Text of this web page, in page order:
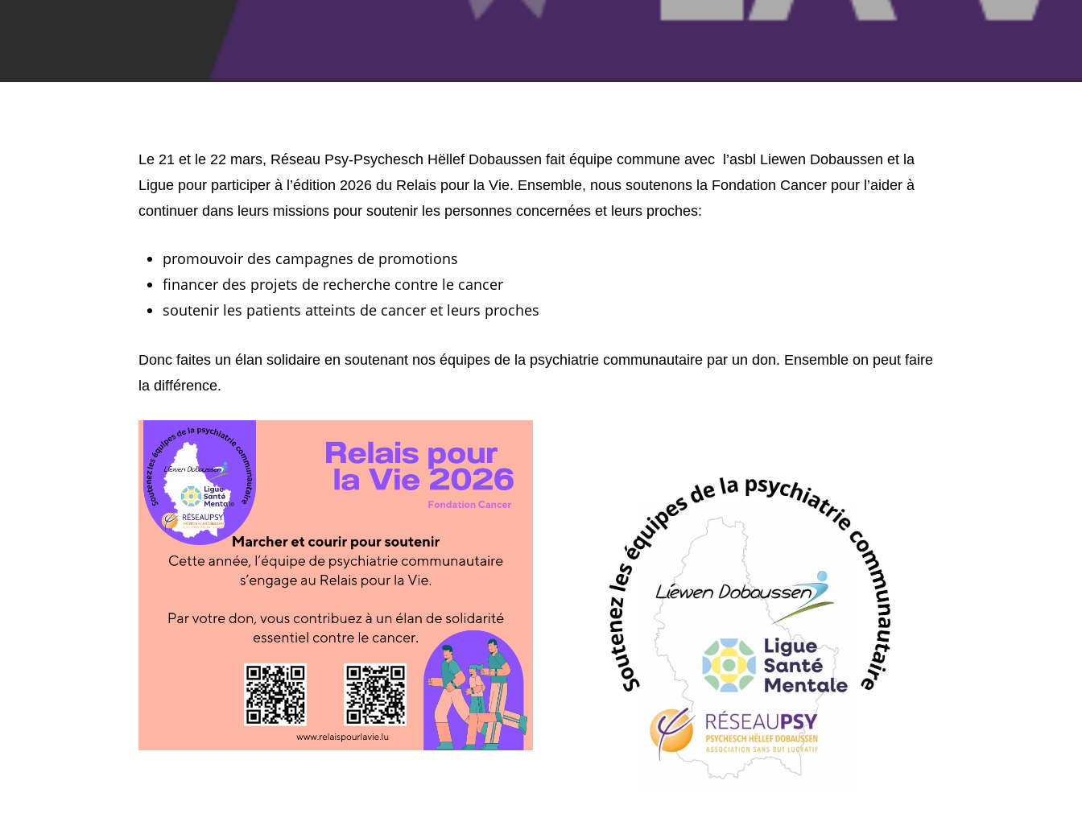
Le 21 et le 22 mars, Réseau Psy-Psychesch Hëllef Dobaussen fait équipe commune avec l’asbl Liewen Dobaussen et la
Ligue pour participer à l’édition 2026 du Relais pour la Vie. Ensemble, nous soutenons la Fondation Cancer pour l’aider à
continuer dans leurs missions pour soutenir les personnes concernées et leurs proches:
promouvoir des campagnes de promotions
financer des projets de recherche contre le cancer
soutenir les patients atteints de cancer et leurs proches
Donc faites un élan solidaire en soutenant nos équipes de la psychiatrie communautaire par un don. Ensemble on peut faire
la différence.